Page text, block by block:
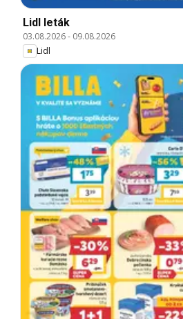
Lidl leták
03.08.2026- 09.08.2026
Lidl